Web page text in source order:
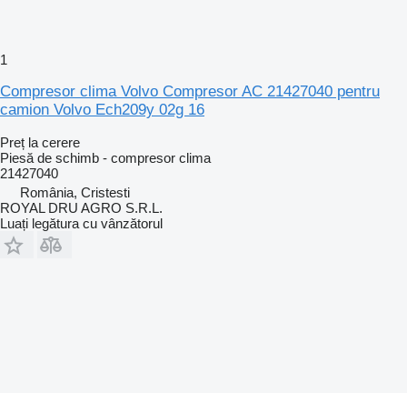
1
Compresor clima Volvo Compresor AC 21427040 pentru
camion Volvo Ech209y 02g 16
Preț la cerere
Piesă de schimb - compresor clima
21427040
România, Cristesti
ROYAL DRU AGRO S.R.L.
Luați legătura cu vânzătorul